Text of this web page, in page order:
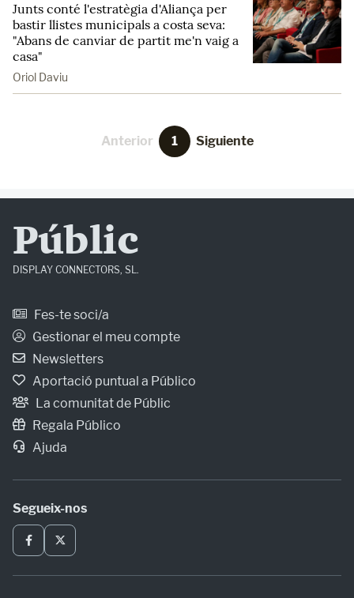
Junts conté l'estratègia d'Aliança per
bastir llistes municipals a costa seva:
"Abans de canviar de partit me'n vaig a
casa"
Oriol Daviu
Anterior 1 Siguiente
Públic
DISPLAY CONNECTORS, SL.
Fes-te soci/a
Gestionar el meu compte
Newsletters
Aportació puntual a Público
La comunitat de Públic
Regala Público
Ajuda
Segueix-nos